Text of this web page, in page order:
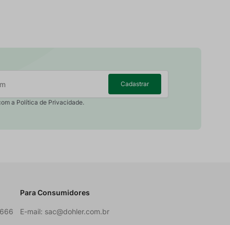
Cadastrar
a Política de Privacidade.
Para Consumidores
E-mail: sac@dohler.com.br